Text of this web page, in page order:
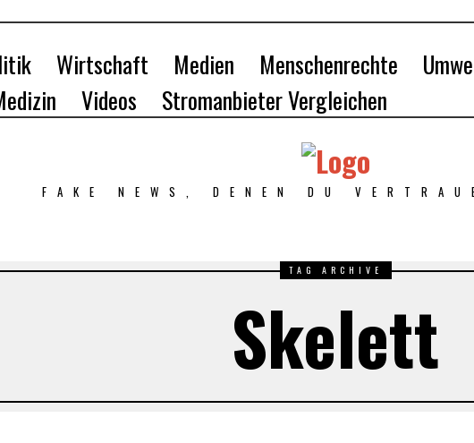
Wirtschaft Medien Menschenrechte
Videos Stromanbieter Vergleichen
FAKE NEWS, DENEN DU
TAG ARCHIVE
Skelett